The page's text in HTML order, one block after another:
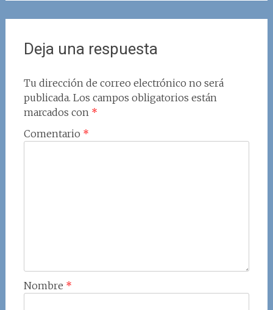
Deja una respuesta
Tu dirección de correo electrónico no será
publicada. Los campos obligatorios están
marcados con *
Comentario *
Nombre *